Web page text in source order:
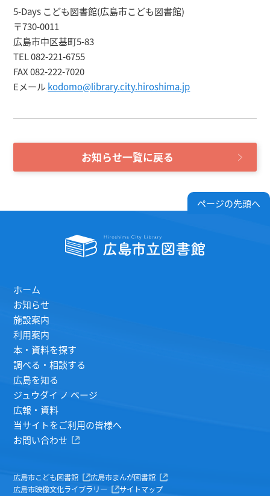
5-Days こども図書館(広島市こども図書館)
〒730-0011
広島市中区基町5-83
TEL 082-221-6755
FAX 082-222-7020
Eメール kodomo@library.city.hiroshima.jp
お知らせ一覧に戻る
ページの先頭へ
ホーム
お知らせ
施設案内
利用案内
本・資料を探す
調べる・相談する
広島を知る
ジュウダイ ノ ページ
広報・資料
当サイトをご利用の皆様へ
お問い合わせ
広島市こども図書館
広島市まんが図書館
広島市映像文化ライブラリー
サイトマップ